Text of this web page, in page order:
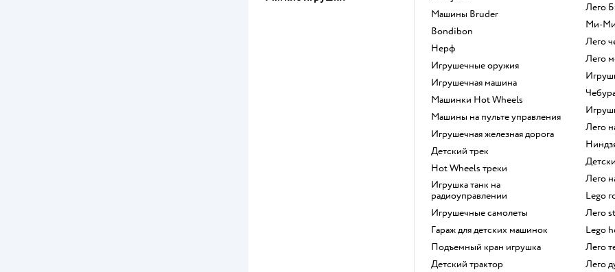
Машины Bruder
Bondibon
Нерф
Игрушечные оружия
Игрушечная машина
Машинки Hot Wheels
Машины на пульте управления
Игрушечная железная дорога
Детский трек
Hot Wheels треки
Игрушка танк на
радиоуправлении
Игрушечные самолеты
Гараж для детских машинок
Подъемный кран игрушка
Детский трактор
Лего
Ми-
Лего
Лего
Лего
Лего
Lego
Лего
Lego
Лего
Лего